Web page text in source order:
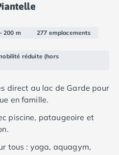
équipe d'animation.
200 m
277 emplacements
réduite (hors
direct au lac de Garde pour
en famille.
piscine, pataugeoire et
tous : yoga, aquagym,